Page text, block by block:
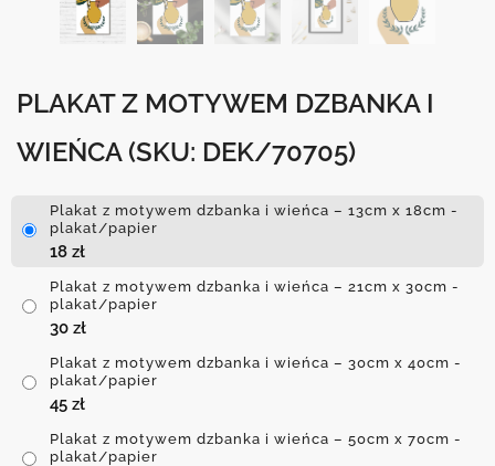
PLAKAT Z MOTYWEM DZBANKA I
WIEŃCA (SKU: DEK/70705)
Plakat z motywem dzbanka i wieńca – 13cm x 18cm -
plakat/papier
18 zł
Plakat z motywem dzbanka i wieńca – 21cm x 30cm -
plakat/papier
30 zł
Plakat z motywem dzbanka i wieńca – 30cm x 40cm -
plakat/papier
45 zł
Plakat z motywem dzbanka i wieńca – 50cm x 70cm -
plakat/papier